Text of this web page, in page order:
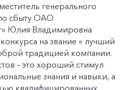
генерального
сбыту ОАО
Юлия Владимировна
на звание « лучший
традицией компании.
– это хороший стимул
знания и навыки, а
квалифицированных